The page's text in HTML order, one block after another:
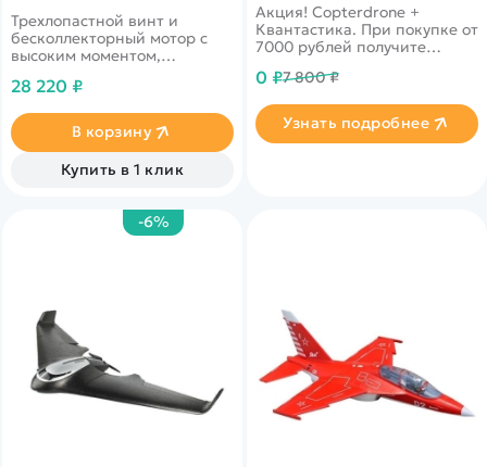
Акция! Copterdrone +
Квантастика. При покупке от
7000 рублей получите
нашего партнера
0 ₽7 800 ₽
Узнать подробнее
Трехлопастной винт и
бесколлекторный мотор с
высоким моментом,
28 220 ₽
В корзину
Купить в 1 клик
-6%